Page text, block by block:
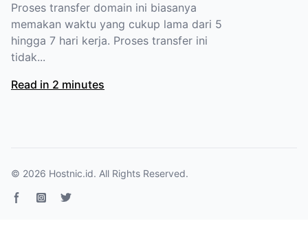
Proses transfer domain ini biasanya
memakan waktu yang cukup lama dari 5
hingga 7 hari kerja. Proses transfer ini
tidak...
Read in 2 minutes
© 2026 Hostnic.id. All Rights Reserved.